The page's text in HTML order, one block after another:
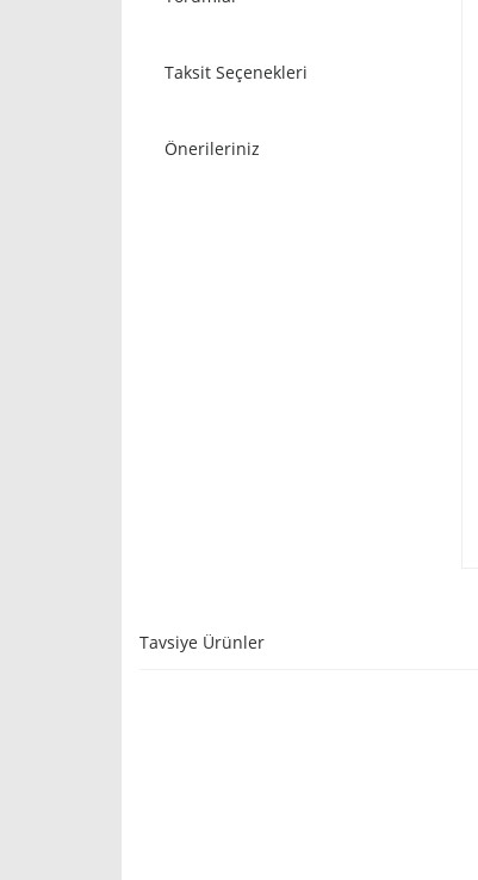
Taksit Seçenekleri
Önerileriniz
Tavsiye Ürünler